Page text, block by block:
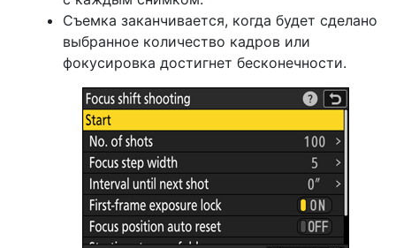
Съемка заканчивается, когда будет сделано
выбранное количество кадров или
фокусировка достигнет бесконечности.